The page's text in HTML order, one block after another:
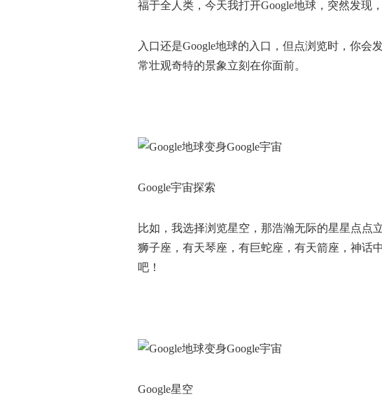
福于全人类，今天我打开Google地球，突然发现
入口还是Google地球的入口，但点浏览时，你会
常壮观奇特的景象立刻在你面前。
Google宇宙探索
比如，我选择浏览星空，那浩瀚无际的星星点点
狮子座，有天琴座，有巨蛇座，有天箭座，神话
吧！
Google星空